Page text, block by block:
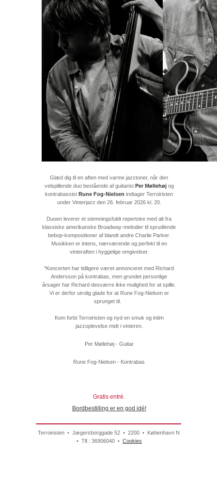
Glæd dig til en aften med varme jazztoner, når den
velspillende duo bestående af guitarist Per Møllehøjog
kontrabassist Rune Fog-Nielsen indtager Terroiristen
under Vinterjazz den 26. februar 2026 kl. 20.
Duoen leverer et stemningsfuldt repertoire med alt fra
klassiske amerikanske Broadway-melodier til sprudlende
bebop-kompositioner af blandt andre Charlie Parker.
Musikken er intens, nærværende og perfekt til en
vinteraften i hyggelige omgivelser.
*Koncerten har tidligere været annonceret med Richard
Andersson på kontrabas, men grundet personlige
årsager har Richard desværre ikke mulighed for at spille.
Vi er derfor utrolig glade for at Rune Fog-Nielsen er
sprunget til.
Kom forbi Terroiristen og nyd en smuk og intim
jazzoplevelse midt i vinteren.
Per Møllehøj - Guitar
Rune Fog-Nielsen - Kontrabas
Gratis entré.
Bordbestilling er en god idé!
Terroiristen • Jægersborggade 52 • 2200 • København N
• Tlf.: 36906040 • Cookies